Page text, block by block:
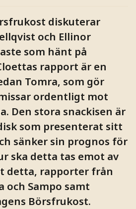
diskuterar
och Ellinor
som hänt på
rapport är en
Tomra, som gör
ordentligt mot
Den stora snackisen är
som presenterat sitt
sänker sin prognos för
ska detta tas emot av
detta, rapporter från
och Sampo samt
Börsfrukost.